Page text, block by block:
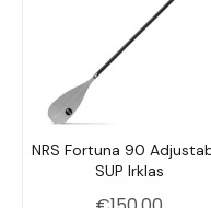
Koto forma:
Reguliuojamas:
Naudojimas:
NRS Fortuna 90
SUP Irklas